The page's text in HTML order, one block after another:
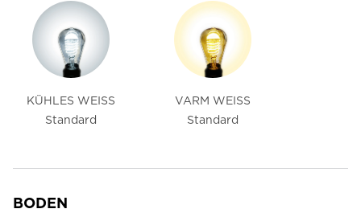
KÜHLES WEISS
Standard
VARM WEISS
Standard
BODEN